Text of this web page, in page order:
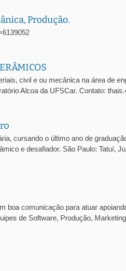
Produção.
civil e ou mecânica na área de
Alcoa da UFSCar. Contato:
cursando o último ano de
e desafiador. São Paulo: Tatuí,
boa comunicação para atuar
de Software, Produção,